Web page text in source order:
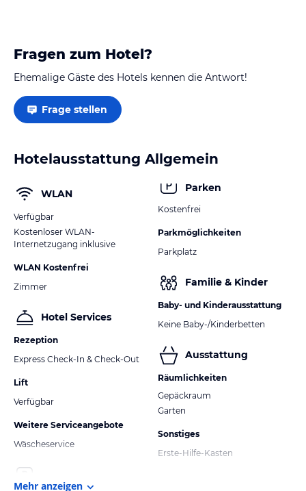
ist, kommt im Hotel Charlie bestimmt nicht zu kurz.…
Fragen zum Hotel?
Ehemalige Gäste des Hotels kennen die Antwort!
Frage stellen
Hotelausstattung Allgemein
WLAN
Verfügbar
Kostenloser WLAN-
Internetzugang inklusive
WLAN Kostenfrei
Zimmer
Hotel Services
Rezeption
Express Check-In & Check-Out
Lift
Verfügbar
Weitere Serviceangebote
Wäscheservice
Parken
Kostenfrei
Parkmöglichkeiten
Parkplatz
Familie & Kinder
Baby- und Kinderausstattung
Keine Baby-/Kinderbetten
Ausstattung
Räumlichkeiten
Gepäckraum
Garten
Sonstiges
Erste-Hilfe-Kasten
Mehr anzeigen